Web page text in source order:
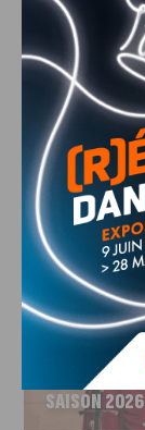
températures
celles de
journée.
J'AIME LE DFCO
LE DFCO
SAISON